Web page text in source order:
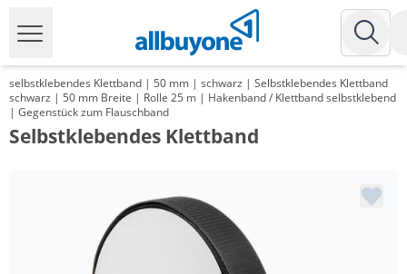
selbstklebendes Klettband | 50 mm | schwarz | Selbstklebendes Klettband
schwarz | 50 mm Breite | Rolle 25 m | Hakenband / Klettband selbstklebend
| Gegenstück zum Flauschband
Selbstklebendes Klettband